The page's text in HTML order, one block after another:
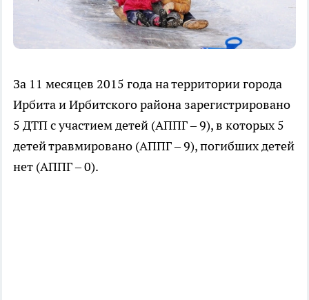
За 11 месяцев 2015 года на территории города
Ирбита и Ирбитского района зарегистрировано
5 ДТП с участием детей (АППГ – 9), в которых 5
детей травмировано (АППГ – 9), погибших детей
нет (АППГ – 0).